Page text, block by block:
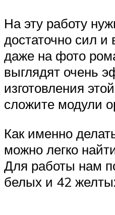
На эту работу
достаточно сил и
даже на фото
выглядят очень
изготовления
сложите модули
Как именно
можно легко
Для работы нам
белых и 42